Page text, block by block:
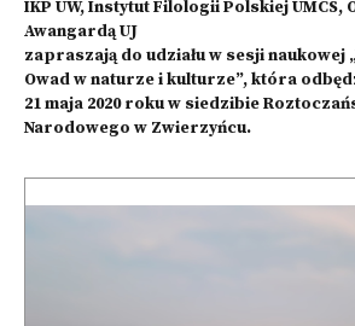
IKP UW, Instytut Filologii Polskiej UMCS,
Awangardą UJ
zapraszają do udziału w sesji naukowej
Owad w naturze i kulturze”, która
21 maja 2020 roku w siedzibie
Narodowego w Zwierzyńcu.